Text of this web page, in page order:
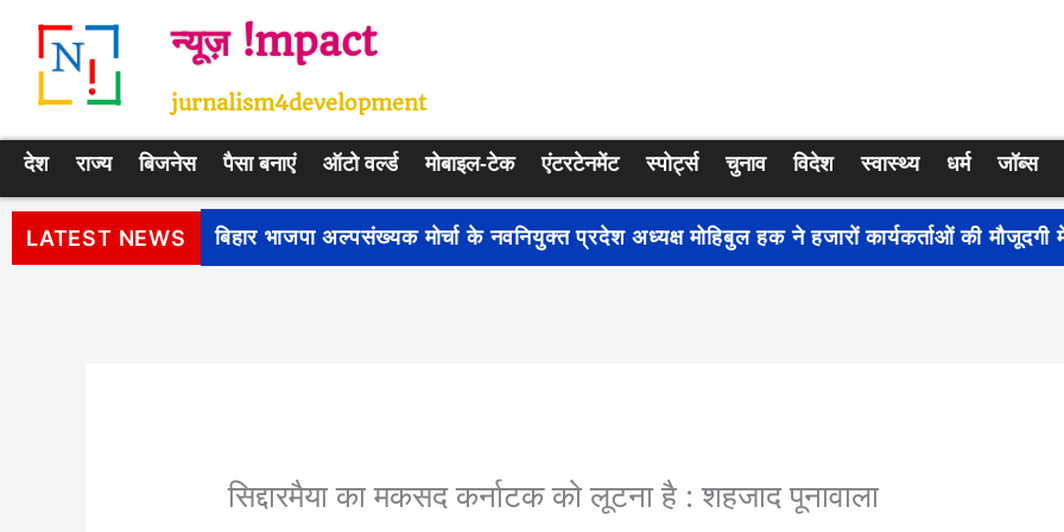
न्यूज़ !mpact
jurnalism4development
देश राज्य बिजनेस पैसा बनाएं ऑटो वर्ल्ड मोबाइल-टेक एंटरटेनमेंट स्पोर्ट्स चुनाव विदेश स्वास्थ्य धर्म जॉब्स
LATEST NEWS पीएम सूर्य घर: मुफ्त बिजली योजना के प्रति जागरूकता बढ़ाने के लिए देशभर में शुरू हुआ नुक्कड़ नाटक
सिद्दारमैया का मकसद कर्नाटक को लूटना है : शहजाद पूनावाला